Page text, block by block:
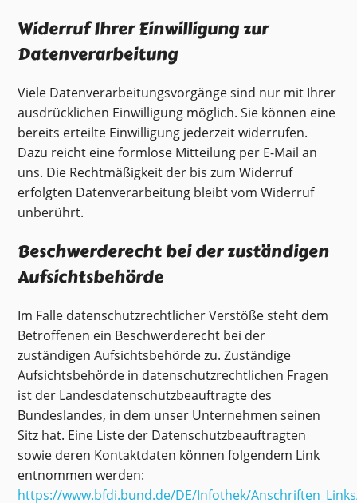
Widerruf Ihrer Einwilligung zur
Datenverarbeitung
Viele Datenverarbeitungsvorgänge sind nur mit Ihrer
ausdrücklichen Einwilligung möglich. Sie können eine
bereits erteilte Einwilligung jederzeit widerrufen.
Dazu reicht eine formlose Mitteilung per E-Mail an
uns. Die Rechtmäßigkeit der bis zum Widerruf
erfolgten Datenverarbeitung bleibt vom Widerruf
unberührt.
Beschwerderecht bei der zuständigen
Aufsichtsbehörde
Im Falle datenschutzrechtlicher Verstöße steht dem
Betroffenen ein Beschwerderecht bei der
zuständigen Aufsichtsbehörde zu. Zuständige
Aufsichtsbehörde in datenschutzrechtlichen Fragen
ist der Landesdatenschutzbeauftragte des
Bundeslandes, in dem unser Unternehmen seinen
Sitz hat. Eine Liste der Datenschutzbeauftragten
sowie deren Kontaktdaten können folgendem Link
entnommen werden:
https://www.bfdi.bund.de/DE/Infothek/